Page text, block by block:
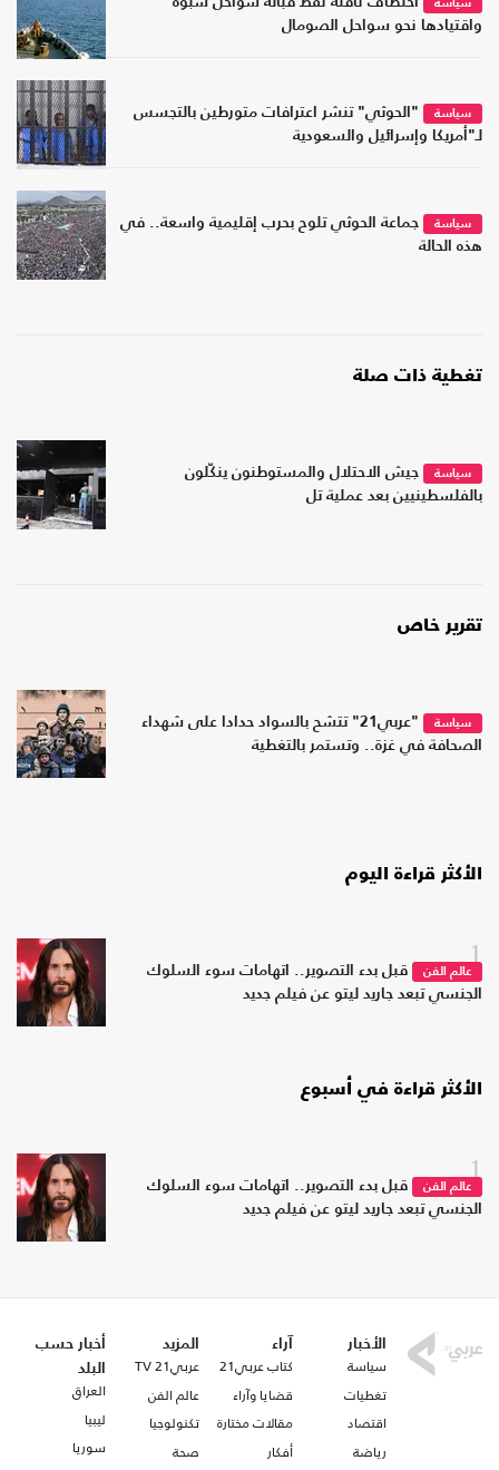
سياسة
واقتيادها نحو سواحل الصومال
سياسة
"الحوثي" تنشر اعترافات متورطين بالتجسس
لـ"أمريكا وإسرائيل والسعودية
سياسة
جماعة الحوثي تلوح بحرب إقليمية واسعة.. في
هذه الحالة
تغطية ذات صلة
سياسة
جيش الاحتلال والمستوطنون ينكّلون
بالفلسطينيين بعد عملية تل
تقرير خاص
سياسة
"عربي21" تتشح بالسواد حدادا على شهداء
الصحافة في غزة.. وتستمر بالتغطية
الأكثر قراءة اليوم
1
عالم الفن
قبل بدء التصوير.. اتهامات سوء السلوك
الجنسي تبعد جاريد ليتو عن فيلم جديد
الأكثر قراءة في أسبوع
1
عالم الفن
قبل بدء التصوير.. اتهامات سوء السلوك
الجنسي تبعد جاريد ليتو عن فيلم جديد
الأخبار
سياسة
تغطيات
اقتصاد
رياضة
آراء
كتاب عربي21
قضايا وآراء
مقالات مختارة
أفكار
المزيد
عربي21 TV
عالم الفن
تكنولوجيا
صحة
أخبار حسب
البلد
العراق
ليبيا
سوريا